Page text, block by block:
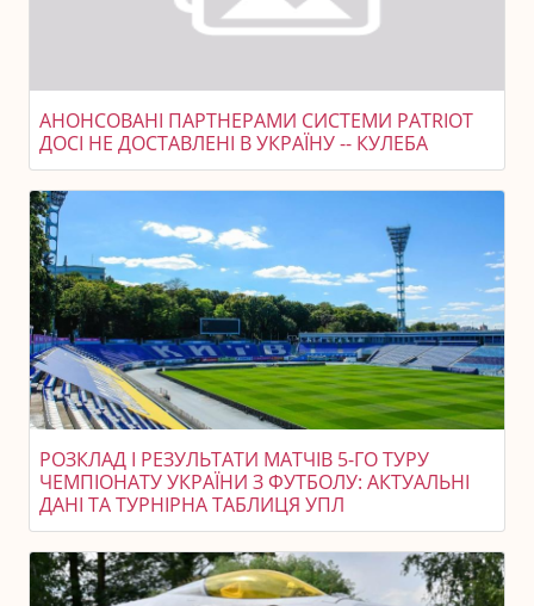
АНОНСОВАНІ ПАРТНЕРАМИ СИСТЕМИ PATRIOT
ДОСІ НЕ ДОСТАВЛЕНІ В УКРАЇНУ -- КУЛЕБА
РОЗКЛАД І РЕЗУЛЬТАТИ МАТЧІВ 5-ГО ТУРУ
ЧЕМПІОНАТУ УКРАЇНИ З ФУТБОЛУ: АКТУАЛЬНІ
ДАНІ ТА ТУРНІРНА ТАБЛИЦЯ УПЛ